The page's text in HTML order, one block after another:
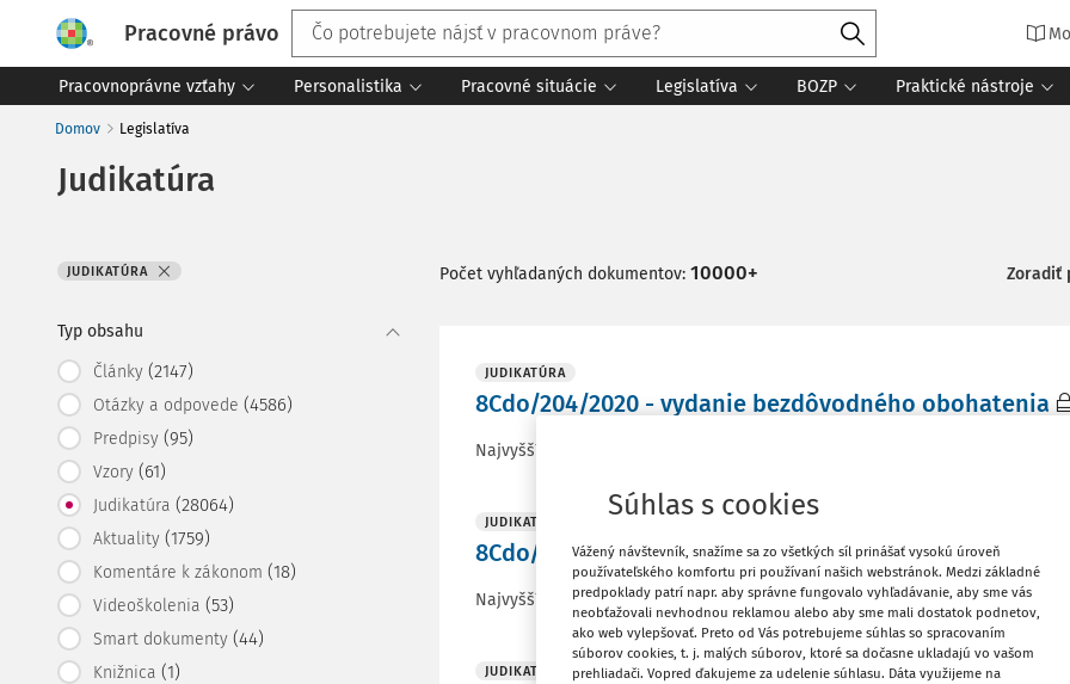
Pracovné právo
Pracovnoprávne vzťahy Personalistika Pracovné situácie Legislatíva BOZP Praktické nástroje
Domov Legislatíva
Judikatúra
JUDIKATÚRA
Typ obsahu
Články (2147)
Otázky a odpovede (4586)
Predpisy (95)
Vzory (61)
Judikatúra (28064)
Aktuality (1759)
Komentáre k zákonom (18)
Videoškolenia (53)
Smart dokumenty (44)
Knižnica (1)
Počet vyhľadaných dokumentov: 10000+ Zoradiť
JUDIKATÚRA
8Cdo/204/2020 - vydanie bezdôvodného obohatenia
Najvyšší súd SR - senát
JUDIKATÚRA
8Cdo/83/2020 - zvýšenie náhrady za sťaženie spoloč.
Najvyšší súd SR - senát Sp. zn.:8Cdo/83/2020 Vydané:29. 9. 2021
JUDIKATÚRA
Súhlas s cookies
Vážený návštevník, snažíme sa zo všetkých síl prinášať vysokú úroveň
používateľského komfortu pri používaní našich webstránok. Medzi základné
predpoklady patrí napr. aby správne fungovalo vyhľadávanie, aby sme vás
neobťažovali nevhodnou reklamou alebo aby sme mali dostatok podnetov,
ako web vylepšovať. Preto od Vás potrebujeme súhlas so spracovaním
súborov cookies, t. j. malých súborov, ktoré sa dočasne ukladajú vo vašom
prehliadači. Vopred ďakujeme za udelenie súhlasu. Dáta využijeme na